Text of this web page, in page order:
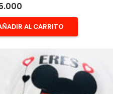
AL CARRITO